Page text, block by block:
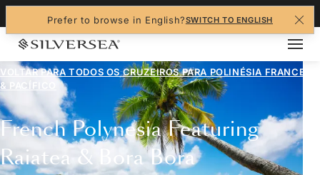
Prefer to browse in English?SWITCH TO ENGLISH
VOLTAR PARA TODOS OS CRUZEIROS PARA POLINÉSIA FRANCESA
& PACÍFICO
French Polynesia Featuring
Raiatea & Bora Bora